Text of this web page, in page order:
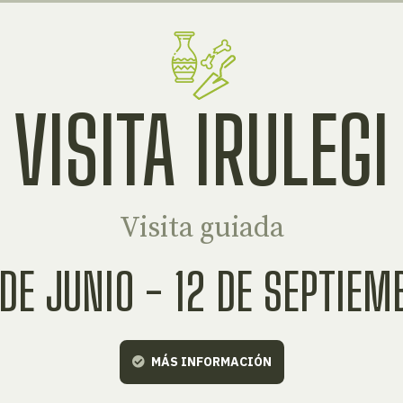
VISITA IRULEGI
Visita guiada
JUNIO - 12 DE
MÁS INFORMACIÓN